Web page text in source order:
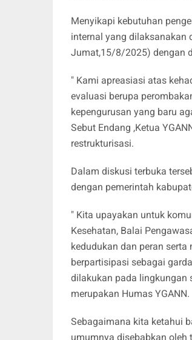
Menyikapi kebutuhan
internal yang dilaksanakan
Jumat,15/8/2025) dengan
" Kami apreasiasi atas
evaluasi berupa
kepengurusan yang baru
Sebut Endang ,Ketua
restrukturisasi.
Dalam diskusi terbuka
dengan pemerintah
" Kita upayakan untuk
Kesehatan, Balai
kedudukan dan peran
berpartisipasi sebagai
dilakukan pada lingkungan
merupakan Humas YGANN.
Sebagaimana kita ketahui
umumnya disebabkan